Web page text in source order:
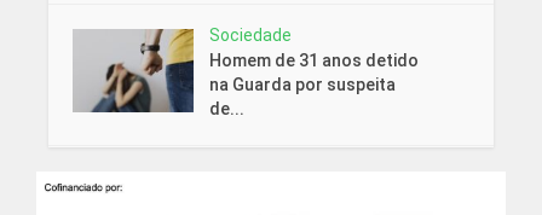
Sociedade
Homem de 31 anos detido
na Guarda por suspeita
de...